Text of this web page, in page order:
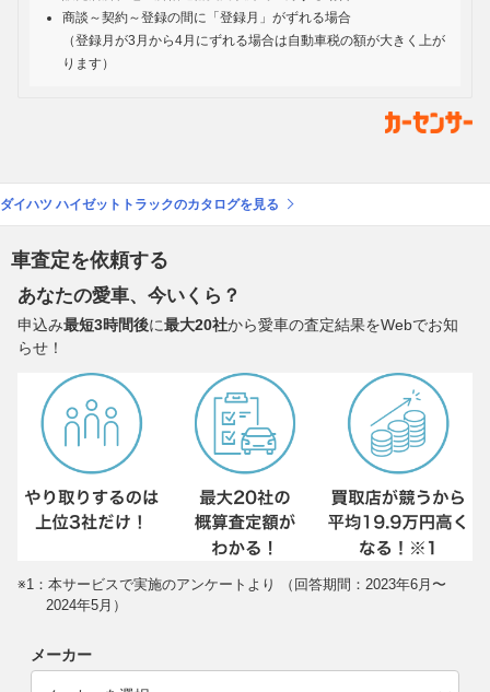
商談～契約～登録の間に「登録月」がずれる場合
（登録月が3月から4月にずれる場合は自動車税の額が大きく上が
ります）
ダイハツ ハイゼットトラックのカタログを見る
車査定を依頼する
あなたの愛車、今いくら？
申込み最短3時間後に最大20社から愛車の査定結果をWebでお知
らせ！
※1：本サービスで実施のアンケートより （回答期間：2023年6月〜
2024年5月）
メーカー